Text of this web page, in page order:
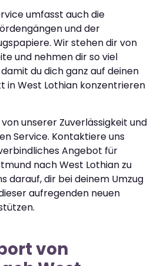
umfasst auch die
und der
Wir stehen dir von
und nehmen dir so viel
du dich ganz auf deinen
in West Lothian konzentrieren
unserer Zuverlässigkeit und
Service. Kontaktiere uns
Angebot für
nach West Lothian zu
darauf, dir bei deinem Umzug
aufregenden neuen
von